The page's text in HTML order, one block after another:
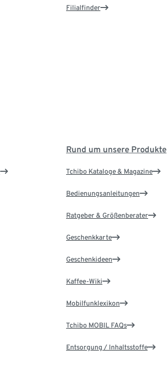
Filialfinder
Rund um unsere Produkte
Tchibo Kataloge & Magazine
Bedienungsanleitungen
Ratgeber & Größenberater
Geschenkkarte
Geschenkideen
Kaffee-Wiki
Mobilfunklexikon
Tchibo MOBIL FAQs
Entsorgung / Inhaltsstoffe